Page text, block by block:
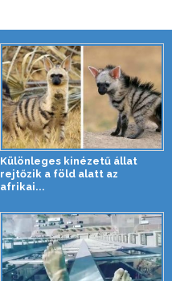
Különleges kinézetű állat
rejtőzik a föld alatt az
afrikai...